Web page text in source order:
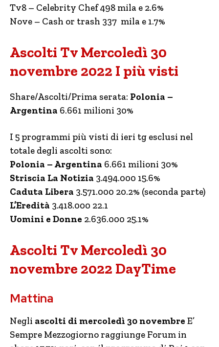
Tv8 – Celebrity Chef 498 mila e 2.6%
Nove – Cash or trash 337 mila e 1.7%
Ascolti Tv Mercoledì 30
novembre 2022 I più visti
Share/Ascolti/Prima serata: Polonia –
Argentina 6.661 milioni 30%
I 5 programmi più visti di ieri tg esclusi nel
totale degli ascolti sono:
Polonia – Argentina 6.661 milioni 30%
Striscia La Notizia 3.494.000 15.6%
Caduta Libera 3.571.000 20.2% (seconda parte)
L’Eredità 3.418.000 22.1
Uomini e Donne 2.636.000 25.1%
Ascolti Tv Mercoledì 30
novembre 2022 DayTime
Mattina
Negli ascolti di mercoledì 30 novembre E’
Sempre Mezzogiorno raggiunge Forum in